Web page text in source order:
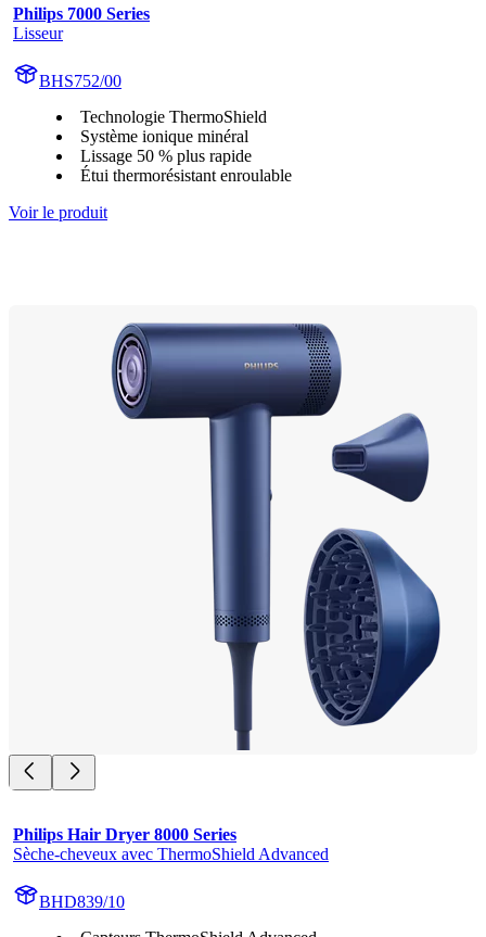
Philips 7000 Series
Lisseur
BHS752/00
Technologie ThermoShield
Système ionique minéral
Lissage 50 % plus rapide
Étui thermorésistant enroulable
Voir le produit
Philips Hair Dryer 8000 Series
Sèche-cheveux avec ThermoShield Advanced
BHD839/10